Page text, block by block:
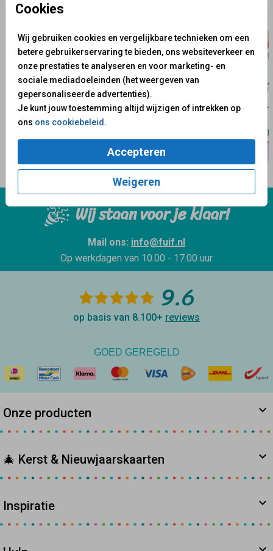
Cookies
Wij gebruiken cookies en vergelijkbare technieken om een
betere gebruikerservaring te bieden, ons websiteverkeer en
onze prestaties te analyseren en voor marketing- en
sociale mediadoeleinden (het weergeven van
gepersonaliseerde advertenties).
Je kunt jouw toestemming altijd wijzigen of intrekken op
ons ons cookiebeleid .
Accepteren
Weigeren
Wij staan voor je klaar!
Mail ons: info@fuif.nl
Op werkdagen van 10.00 - 17.00 uur
9.6
op basis van 8.100+ reviews
GOED GEREGELD
Onze producten
🎄 Kerst & Nieuwjaarskaarten
Inspiratie